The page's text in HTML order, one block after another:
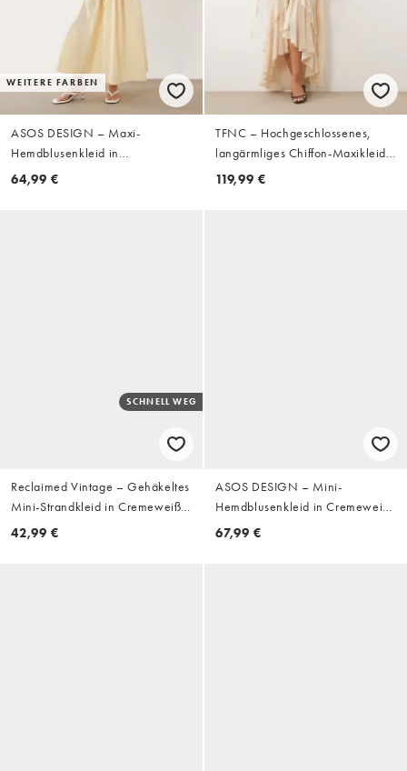
WEITERE FARBEN
ASOS DESIGN – Maxi-
Hemdblusenkleid in
Buttermilchgelb mit gerafftem
64,99 €
TFNC – Hochgeschlossenes,
langärmliges Chiffon-Maxikleid
in Cremeweiß mit gestuftem
119,99 €
SCHNELL WEG
Reclaimed Vintage – Gehäkeltes
Mini-Strandkleid in Cremeweiß
mit ausgestellten Ärmeln
42,99 €
ASOS DESIGN – Mini-
Hemdblusenkleid in Cremeweiß
mit Häkeldetail
67,99 €